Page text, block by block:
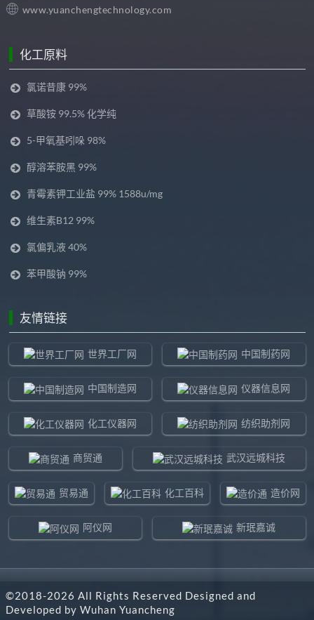
www.yuanchengtechnology.com
化工原料
氯诺昔康 99%
草酸铵 99.5% 化学纯
5-甲氧基吲哚 98%
醇溶苯胺黑 99%
青霉素钾工业盐 99% 1588u/mg
维生素B12 99%
氯偏乳液 40%
苯甲酸钠 99%
友情链接
世界工厂网 中国制药网
中国制造网 仪器信息网
化工仪器网 纺织助剂网
商贸通 武汉远城科技
贸易通 化工百科 造价网
阿仪网 新珉嘉诚
东北制造网 药智通
©2018-2026 All Rights Reserved Designed and
Developed by Wuhan Yuancheng